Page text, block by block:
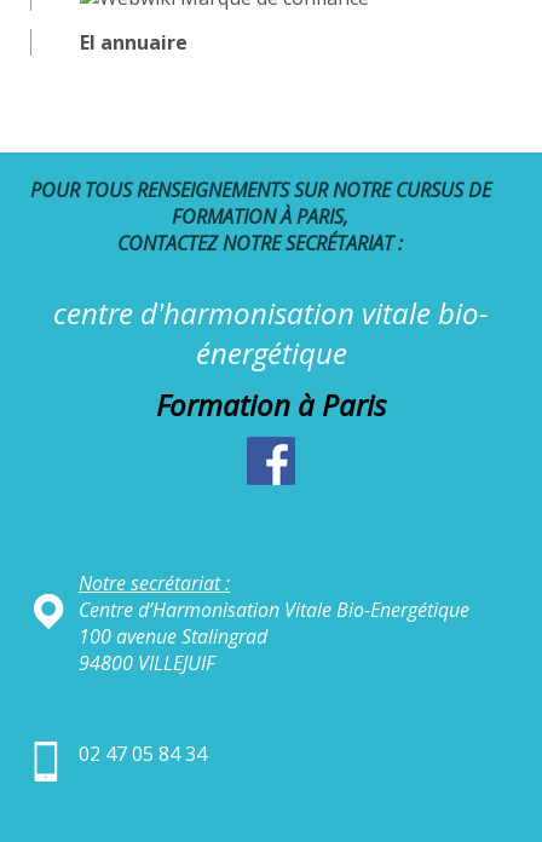
El annuaire
POUR TOUS RENSEIGNEMENTS SUR NOTRE CURSUS DE
FORMATION À PARIS,
CONTACTEZ NOTRE SECRÉTARIAT :
centre d'harmonisation vitale bio-
énergétique
Formation à Paris
Notre secrétariat :
Centre d’Harmonisation Vitale Bio-Energétique
100 avenue Stalingrad
94800 VILLEJUIF
02 47 05 84 34